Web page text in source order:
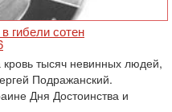
гибели сотен
тысяч невинных людей,
Подражанский.
Дня Достоинства и